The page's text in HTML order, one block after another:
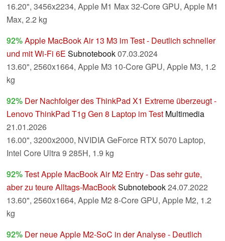
16.20", 3456x2234, Apple M1 Max 32-Core GPU, Apple M1
Max, 2.2 kg
92%Apple MacBook Air 13 M3 im Test - Deutlich schneller
und mit Wi-Fi 6E Subnotebook07.03.2024
13.60", 2560x1664, Apple M3 10-Core GPU, Apple M3, 1.2
kg
92% Der Nachfolger des ThinkPad X1 Extreme überzeugt -
Lenovo ThinkPad T1g Gen 8 Laptop im Test Multimedia
21.01.2026
16.00", 3200x2000, NVIDIA GeForce RTX 5070 Laptop,
Intel Core Ultra 9 285H, 1.9 kg
92%Test Apple MacBook Air M2 Entry - Das sehr gute,
aber zu teure Alltags-MacBookSubnotebook24.07.2022
13.60", 2560x1664, Apple M2 8-Core GPU, Apple M2, 1.2
kg
92% Der neue Apple M2-SoC in der Analyse - Deutlich